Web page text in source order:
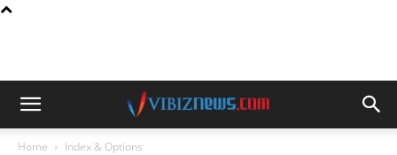
Home Index & Options